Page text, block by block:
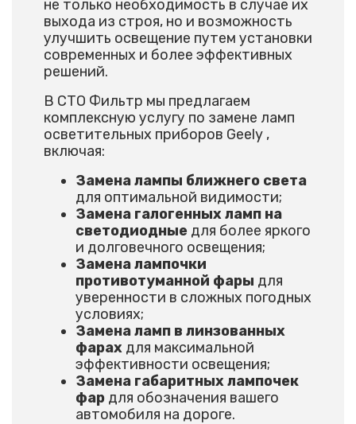
не только необходимость в случае их
выхода из строя, но и возможность
улучшить освещение путем установки
современных и более эффективных
решений.
В СТО Фильтр мы предлагаем
комплексную услугу по замене ламп
осветительных приборов Geely ,
включая:
Замена лампы ближнего света
для оптимальной видимости;
Замена галогенных ламп на
светодиодные для более яркого
и долговечного освещения;
Замена лампочки
противотуманной фары для
уверенности в сложных погодных
условиях;
Замена ламп в линзованных
фарах для максимальной
эффективности освещения;
Замена габаритных лампочек
фар для обозначения вашего
автомобиля на дороге.